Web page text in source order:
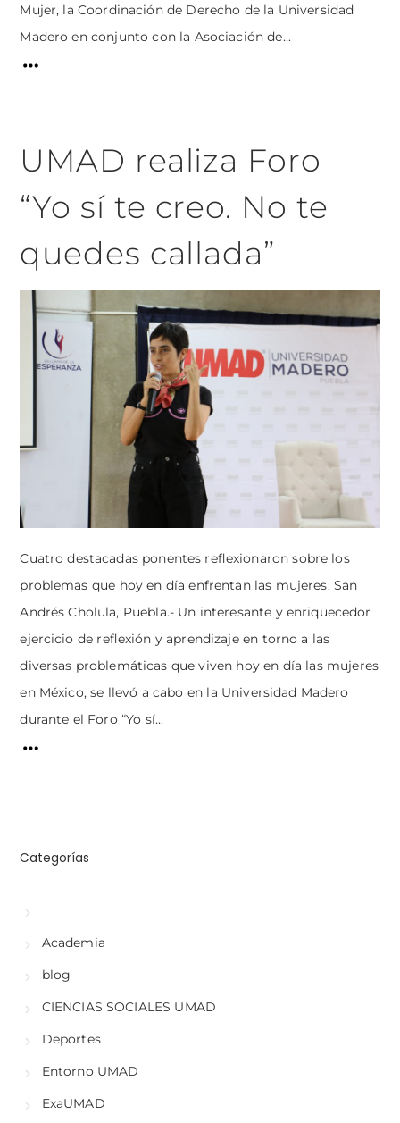
Mujer, la Coordinación de Derecho de la Universidad
Madero en conjunto con la Asociación de...
UMAD realiza Foro
“Yo sí te creo. No te
quedes callada”
Cuatro destacadas ponentes reflexionaron sobre los
problemas que hoy en día enfrentan las mujeres. San
Andrés Cholula, Puebla.- Un interesante y enriquecedor
ejercicio de reflexión y aprendizaje en torno a las
diversas problemáticas que viven hoy en día las mujeres
en México, se llevó a cabo en la Universidad Madero
durante el Foro “Yo sí...
Categorías
Academia
blog
CIENCIAS SOCIALES UMAD
Deportes
Entorno UMAD
ExaUMAD